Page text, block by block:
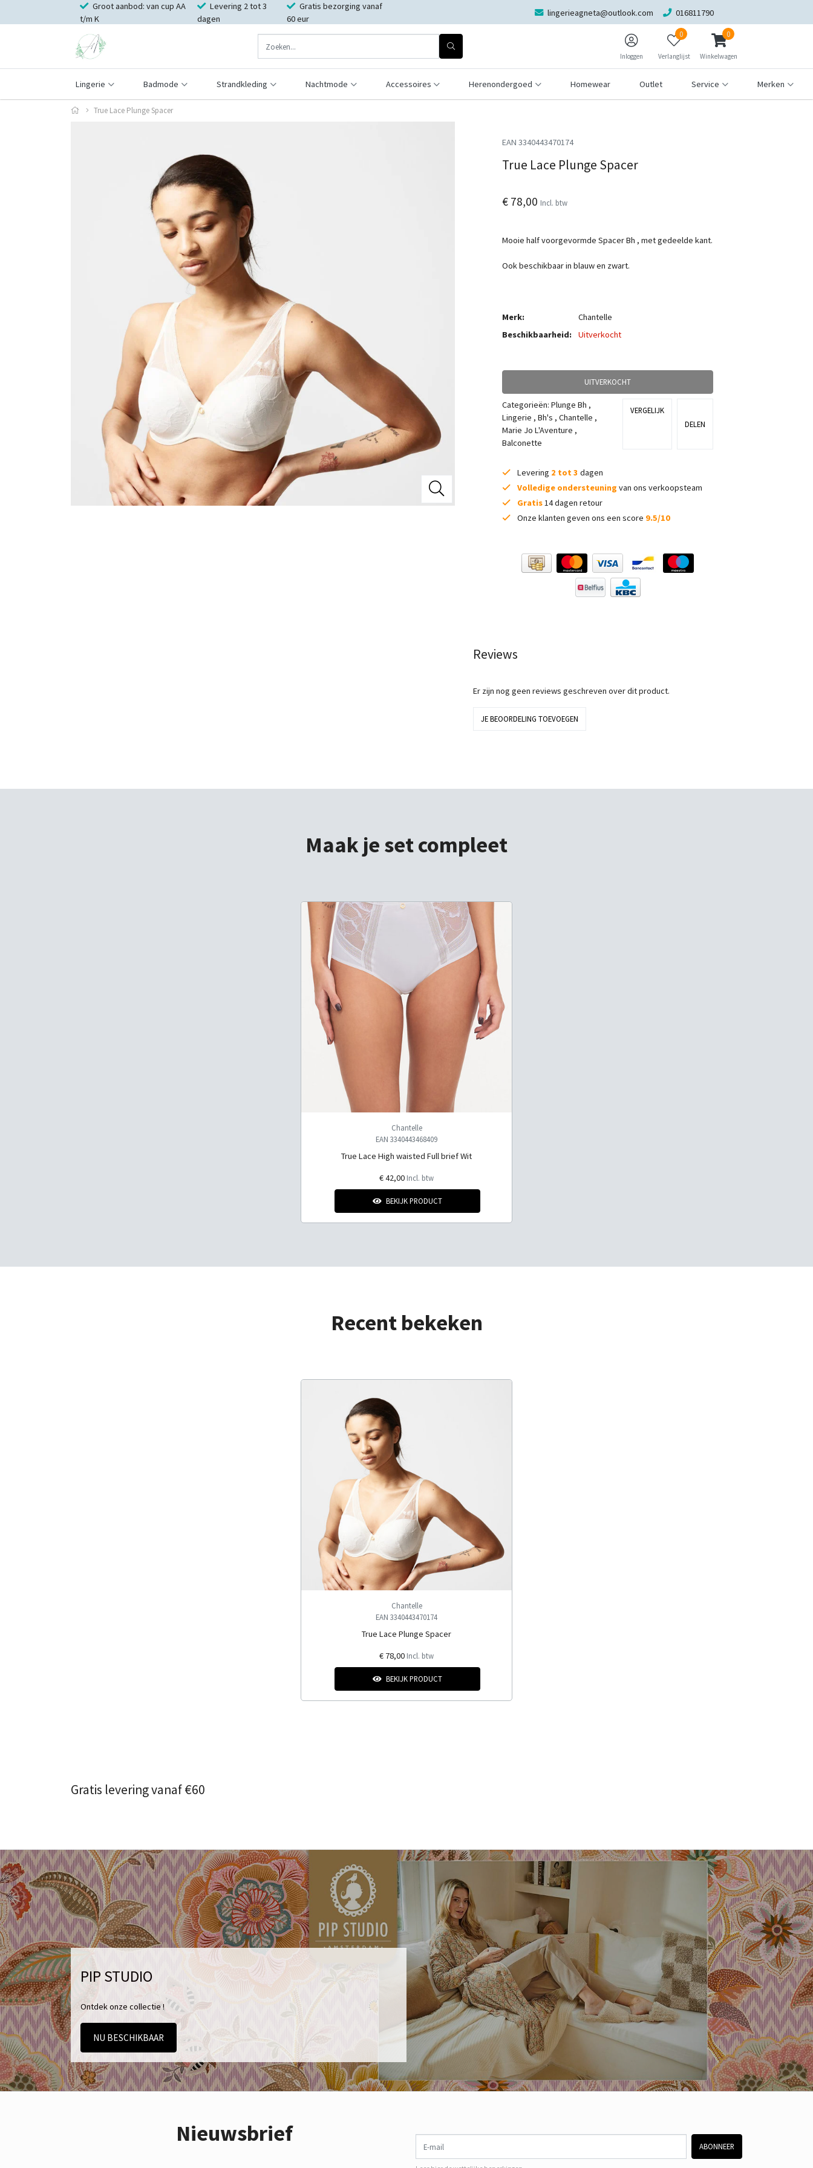
Groot aanbod: van cup AA
t/m K
Levering 2 tot 3
dagen
Gratis bezorging vanaf
60 eur
lingerieagneta@outlook.com 016811790
Inloggen
0
Verlanglijst
0
Winkelwagen
Lingerie Badmode Strandkleding Nachtmode Accessoires Herenondergoed Homewear Outlet Service Merken
True Lace Plunge Spacer
EAN 3340443470174
True Lace Plunge Spacer
€ 78,00 Incl. btw
Mooie half voorgevormde Spacer Bh , met gedeelde kant.
Ook beschikbaar in blauw en zwart.
Merk:
Chantelle
Beschikbaarheid:
Uitverkocht
UITVERKOCHT
Categorieën: Plunge Bh ,
Lingerie , Bh's , Chantelle ,
Marie Jo L'Aventure ,
Balconette
VERGELIJK
DELEN
Levering 2 tot 3 dagen
Volledige ondersteuning van ons verkoopsteam
Gratis14 dagen retour
Onze klanten geven ons een score 9.5/10
Reviews
Er zijn nog geen reviews geschreven over dit product.
JE BEOORDELING TOEVOEGEN
Maak je set compleet
Chantelle
EAN 3340443468409
True Lace High waisted Full brief Wit
€ 42,00 Incl. btw
BEKIJK PRODUCT
Recent bekeken
Chantelle
EAN 3340443470174
True Lace Plunge Spacer
€ 78,00 Incl. btw
BEKIJK PRODUCT
Gratis levering vanaf €60
PIP STUDIO
Ontdek onze collectie !
NU BESCHIKBAAR
Nieuwsbrief E-mail
ABONNEER